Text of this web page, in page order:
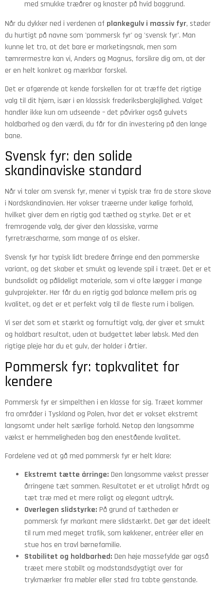
Når du dykker ned i verdenen af plankegulv i massiv fyr, støder
du hurtigt på navne som 'pommersk fyr' og 'svensk fyr'. Man
kunne let tro, at det bare er marketingsnak, men som
tømrermestre kan vi, Anders og Magnus, forsikre dig om, at der
er en helt konkret og mærkbar forskel.
Det er afgørende at kende forskellen for at træffe det rigtige
valg til dit hjem, især i en klassisk frederiksberglejlighed. Valget
handler ikke kun om udseende – det påvirker også gulvets
holdbarhed og den værdi, du får for din investering på den lange
bane.
Svensk fyr: den solide
skandinaviske standard
Når vi taler om svensk fyr, mener vi typisk træ fra de store skove
i Nordskandinavien. Her vokser træerne under kølige forhold,
hvilket giver dem en rigtig god tæthed og styrke. Det er et
fremragende valg, der giver den klassiske, varme
fyrretræscharme, som mange af os elsker.
Svensk fyr har typisk lidt bredere årringe end den pommerske
variant, og det skaber et smukt og levende spil i træet. Det er et
bundsolidt og pålideligt materiale, som vi ofte lægger i mange
gulvprojekter. Her får du en rigtig god balance mellem pris og
kvalitet, og det er et perfekt valg til de fleste rum i boligen.
Vi ser det som et stærkt og fornuftigt valg, der giver et smukt
og holdbart resultat, uden at budgettet løber løbsk. Med den
rigtige pleje har du et gulv, der holder i årtier.
Pommersk fyr: topkvalitet for
kendere
Pommersk fyr er simpelthen i en klasse for sig. Træet kommer
fra områder i Tyskland og Polen, hvor det er vokset ekstremt
langsomt under helt særlige forhold. Netop den langsomme
vækst er hemmeligheden bag den enestående kvalitet.
Fordelene ved at gå med pommersk fyr er helt klare:
Ekstremt tætte årringe: Den langsomme vækst presser
årringene tæt sammen. Resultatet er et utroligt hårdt og
tæt træ med et mere roligt og elegant udtryk.
Overlegen slidstyrke: På grund af tætheden er
pommersk fyr markant mere slidstærkt. Det gør det ideelt
til rum med meget trafik, som køkkener, entréer eller en
stue hos en travl børnefamilie.
Stabilitet og holdbarhed: Den høje massefylde gør også
træet mere stabilt og modstandsdygtigt over for
trykmærker fra møbler eller stød fra tabte genstande.